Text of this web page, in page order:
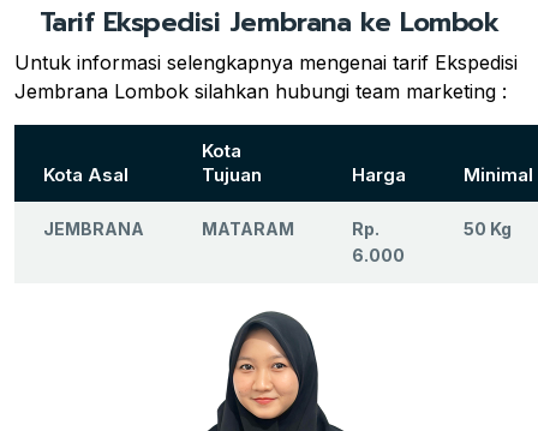
Tarif Ekspedisi Jembrana ke Lombok
Untuk informasi selengkapnya mengenai tarif Ekspedisi
Jembrana Lombok silahkan hubungi team marketing :
Kota Asal
Kota
Tujuan
Harga Minimal
JEMBRANA MATARAM
Rp.
6.000
50 Kg